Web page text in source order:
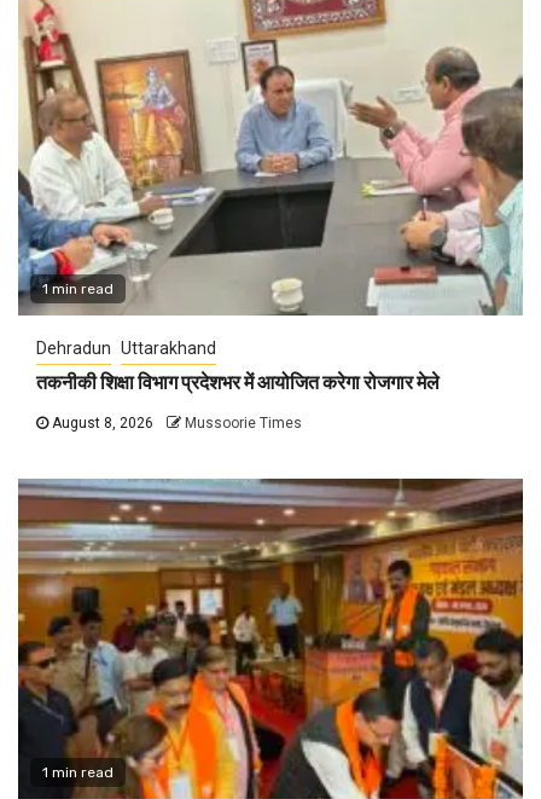
1 min read
Dehradun Uttarakhand
तकनीकी शिक्षा विभाग प्रदेशभर में आयोजित करेगा रोजगार मेले
August 8, 2026 Mussoorie Times
1 min read